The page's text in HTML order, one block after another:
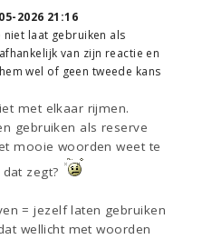
2026 21:16
niet laat gebruiken als
van zijn reactie en
wel of geen tweede kans
met elkaar rijmen.
gebruiken als reserve
mooie woorden weet te
zegt?
= jezelf laten gebruiken
wellicht met woorden